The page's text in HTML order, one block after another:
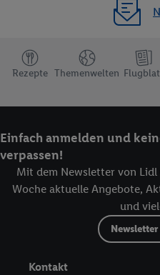
Rezepte Themenwelten
Einfach anmelden und
verpassen!
Mit dem Newsletter von
Woche aktuelle Angebote,
und
Kontakt